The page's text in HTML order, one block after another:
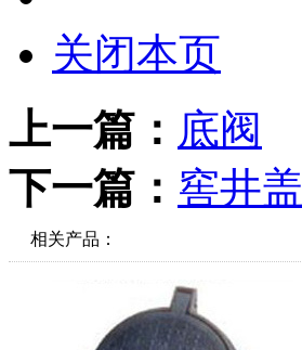
关闭本页
上一篇： 底阀
下一篇： 窖井盖
相关产品：